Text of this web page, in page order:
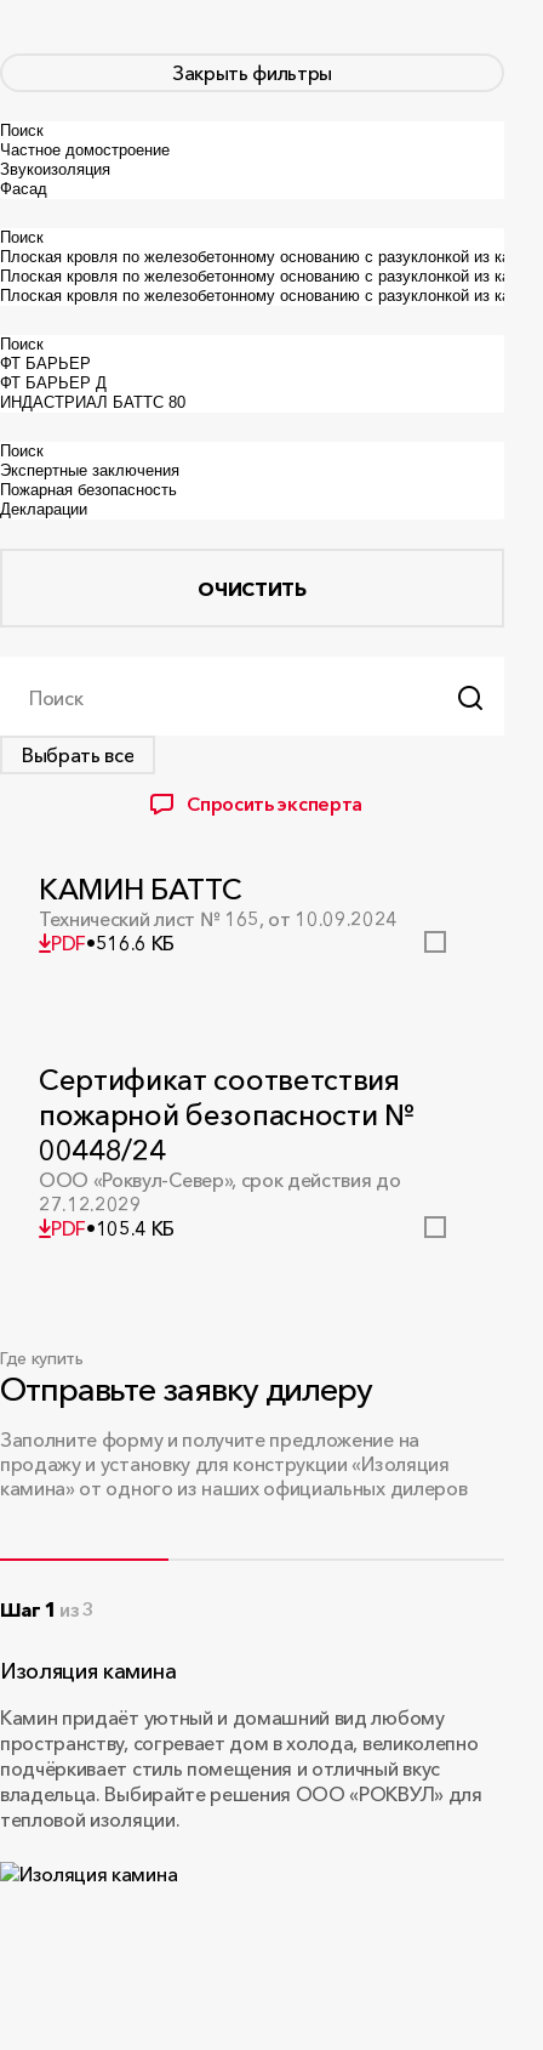
Выбрать все
Спросить эксперта
Закрыть фильтры
ОЧИСТИТЬ
Поиск
КАМИН БАТТС
Технический лист № 165, от 10.09.2024
PDF•516.6 КБ
Сертификат соответствия
пожарной безопасности №
00448/24
ООО «Роквул-Север», срок действия до
27.12.2029
PDF•105.4 КБ
Экспертное заключение №
2509/37
ООО «Роквул-Север», от 30.09.2025
PDF • 341.8 КБ
11718/24
22.03.2028
157.7 КБ
Алюминиевая клейкая лента
PDF•59.9 КБ
Где купить
Отправьте заявку дилеру
Заполните форму и получите предложение на
продажу и установку для конструкции «Изоляция
камина» от одного из наших официальных дилеров
Шаг 1 из 3
Изоляция камина
Камин придаёт уютный и домашний вид любому
пространству, согревает дом в холода, великолепно
подчёркивает стиль помещения и отличный вкус
владельца. Выбирайте решения ООО «РОКВУЛ» для
тепловой изоляции.